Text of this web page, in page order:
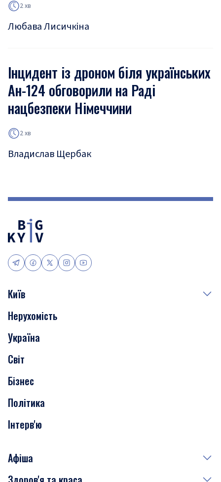
2 хв
Любава Лисичкіна
Інцидент із дроном біля українських
Ан-124 обговорили на Раді
нацбезпеки Німеччини
2 хв
Владислав Щербак
Київ
Події
Скандали
Нерухомість
Транспорт
Нерухомість
Україна
Світ
Бізнес
Політика
Інтерв'ю
Афіша